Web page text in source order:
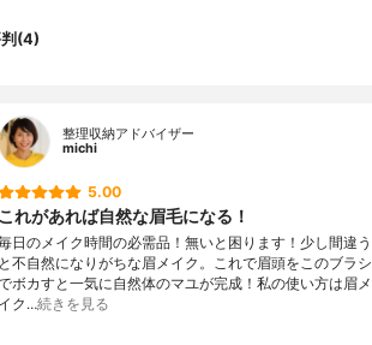
判(4)
整理収納アドバイザー
michi
5.00
これがあれば自然な眉毛になる！
日のメイク時間の必需品！無いと困ります！少し間違う
と不自然になりがちな眉メイク。これで眉頭をこのブラシ
ボカすと一気に自然体のマユが完成！私の使い方は眉メ
イク…続きを見る